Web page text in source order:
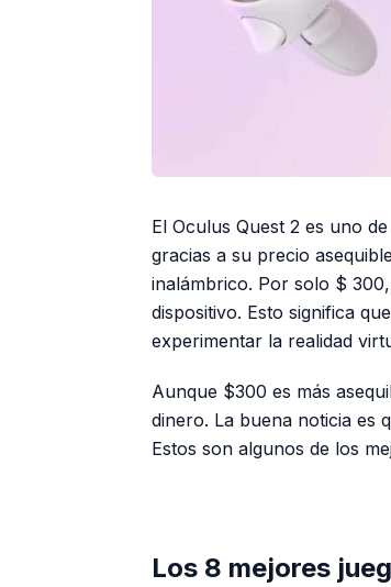
El Oculus Quest 2 es uno
gracias a su precio
inalámbrico. Por solo $
dispositivo. Esto significa
experimentar la realidad
Aunque $300 es más
dinero. La buena noticia es
Estos son algunos de los
Los 8 mejores